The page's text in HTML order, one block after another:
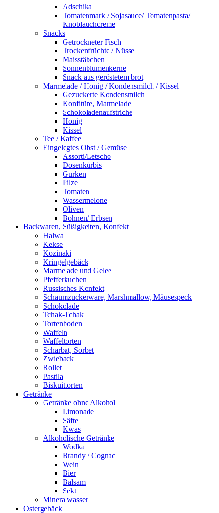
Adschika
Tomatenmark / Sojasauce/ Tomatenpasta/
Knoblauchcreme
Snacks
Getrockneter Fisch
Trockenfrüchte / Nüsse
Maisstäbchen
Sonnenblumenkerne
Snack aus geröstetem brot
Marmelade / Honig / Kondensmilch / Kissel
Gezuckerte Kondensmilch
Konfitüre, Marmelade
Schokoladenaufstriche
Honig
Kissel
Tee / Kaffee
Eingelegtes Obst / Gemüse
Assorti/Letscho
Dosenkürbis
Gurken
Pilze
Tomaten
Wassermelone
Oliven
Bohnen/ Erbsen
Backwaren, Süßigkeiten, Konfekt
Halwa
Kekse
Kozinaki
Kringelgebäck
Marmelade und Gelee
Pfefferkuchen
Russisches Konfekt
Schaumzuckerware, Marshmallow, Mäusespeck
Schokolade
Tchak-Tchak
Tortenboden
Waffeln
Waffeltorten
Scharbat, Sorbet
Zwieback
Rollet
Pastila
Biskuittorten
Getränke
Getränke ohne Alkohol
Limonade
Säfte
Kwas
Alkoholische Getränke
Wodka
Brandy / Cognac
Wein
Bier
Balsam
Sekt
Mineralwasser
Ostergebäck